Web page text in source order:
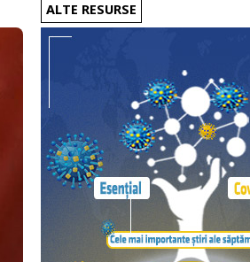
ALTE RESURSE